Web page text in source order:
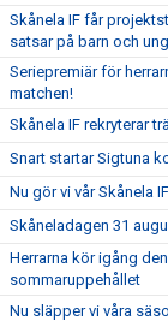
Skånela IF får
satsar på barn och
Seriepremiär för
matchen!
Skånela IF rekryterar
Snart startar Sigtuna
Nu gör vi vår Skånela
Skåneladagen 31
Herrarna kör igång
sommaruppehållet
Nu släpper vi våra